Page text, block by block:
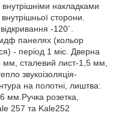
накладками
сторони.
-120`.
панелях (кольор
- період 1 міс. Дверна
сталевий лист-1,5 мм,
звукоізоляція-
на полотні, лиштва:
мм.Ручка розетка,
257 та Kale252